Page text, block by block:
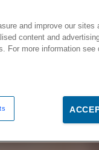
and improve our
content and
For more information see